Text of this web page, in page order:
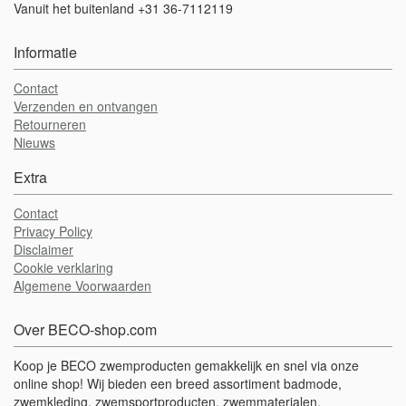
Vanuit het buitenland +31 36-7112119
Informatie
Contact
Verzenden en ontvangen
Retourneren
Nieuws
Extra
Contact
Privacy Policy
Disclaimer
Cookie verklaring
Algemene Voorwaarden
Over BECO-shop.com
Koop je BECO zwemproducten gemakkelijk en snel via onze
online shop! Wij bieden een breed assortiment badmode,
zwemkleding, zwemsportproducten, zwemmaterialen,